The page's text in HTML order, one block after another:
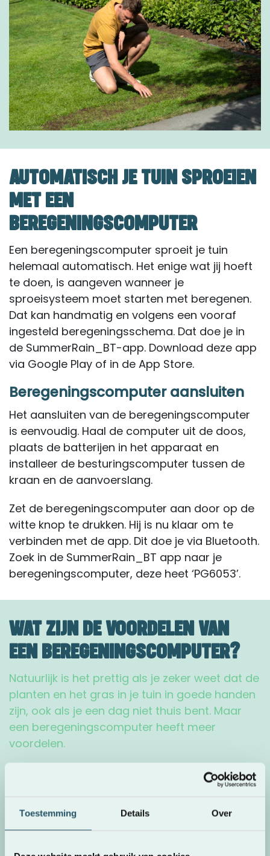
Toestemming Details Over
AUTOMATISCH JE TUIN SPROEIEN
MET EEN
BEREGENINGSCOMPUTER
Een beregeningscomputer sproeit je tuin
helemaal automatisch. Het enige wat jij hoeft
te doen, is aangeven wanneer je
sproeisysteem moet starten met beregenen.
Dat kan handmatig en volgens een vooraf
ingesteld beregeningsschema. Dat doe je in
de SummerRain_BT-app. Download deze app
via Google Play of in de App Store.
Beregeningscomputer aansluiten
Het aansluiten van de beregeningscomputer
is eenvoudig. Haal de computer uit de doos,
plaats de batterijen in het apparaat en
installeer de besturingscomputer tussen de
kraan en de aanvoerslang.
Zet de beregeningscomputer aan door op de
witte knop te drukken. Hij is nu klaar om te
verbinden met de app. Dit doe je via Bluetooth.
Zoek in de SummerRain_BT app naar je
beregeningscomputer, deze heet ‘PG6053’.
WAT ZIJN DE VOORDELEN VAN
EEN BEREGENINGSCOMPUTER?
Natuurlijk is het prettig als je zeker weet dat de
planten en het gras in je tuin in goede handen
zijn, ook als je een dag niet thuis bent. Maar
een beregeningscomputer heeft meer
voordelen.
Houd je tuin in optimale gezondheid
Als plantenliefhebber weet je dat planten
verzorgen een nauwkeurig klusje is. Zeker het